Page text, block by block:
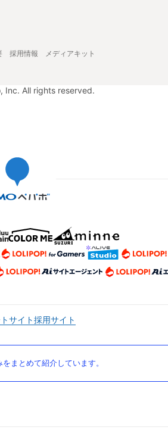
採用情報 メディアキット
Inc. All rights reserved.
サイト採用サイト
まとめて紹介しています。